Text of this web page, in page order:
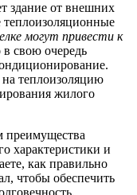
здание от внешних
теплоизоляционные
могут привести к
в свою очередь
теплоизоляцию
жилого
преимущества
характеристики и
как правильно
чтобы обеспечить